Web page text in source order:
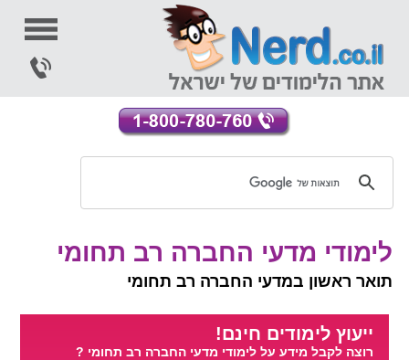
לימודי מדעי החברה רב תחומי
תואר ראשון במדעי החברה רב תחומי
ייעוץ לימודים חינם!
רוצה לקבל מידע על לימודי מדעי החברה רב תחומי ?